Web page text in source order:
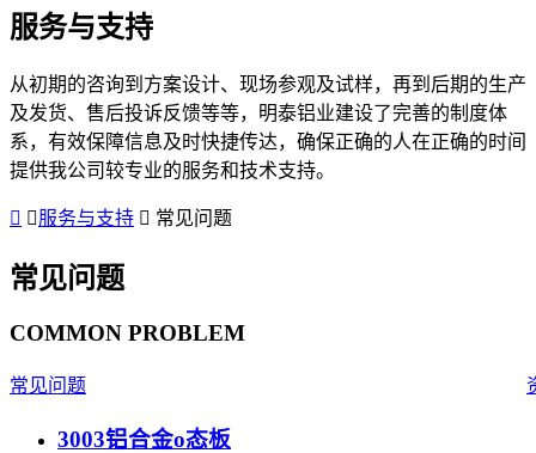
服务与支持
从初期的咨询到方案设计、现场参观及试样，再到后期的生产
及发货、售后投诉反馈等等，明泰铝业建设了完善的制度体
系，有效保障信息及时快捷传达，确保正确的人在正确的时间
提供我公司较专业的服务和技术支持。
服务与支持 常见问题
常见问题
COMMON PROBLEM
常见问题
3003铝合金o态板